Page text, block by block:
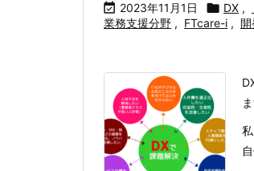
 2023年11月1日  DX ,
業務支援分野 , FTcare-i , 開